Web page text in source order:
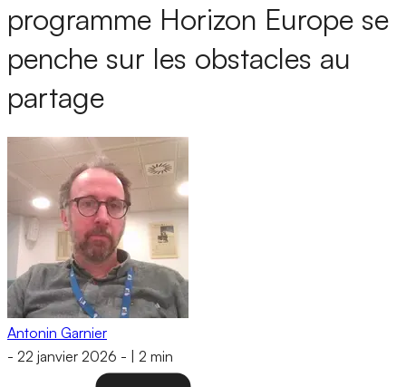
programme Horizon Europe se
penche sur les obstacles au
partage
Antonin Garnier
- 22 janvier 2026 - 2 min